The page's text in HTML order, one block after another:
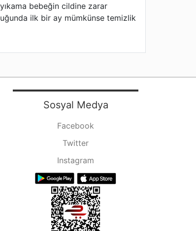
bebeğin cildine zarar
ilk bir ay mümkünse temizlik
Sosyal Medya
Facebook
Twitter
Instagram